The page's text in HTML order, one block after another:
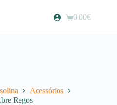
Carrinho
0.00€
Acessórios
Regos